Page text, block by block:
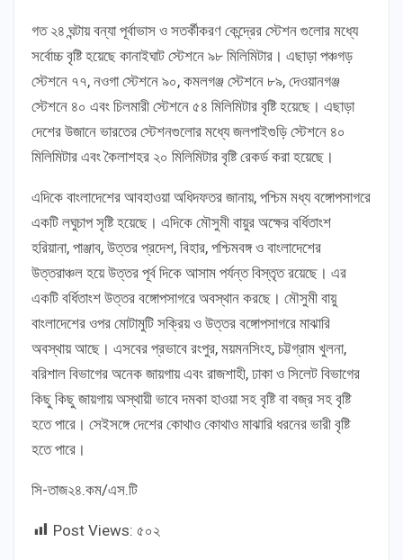
গত ২৪ ঘন্টায় বন্যা পূর্বাভাস ও সতর্কীকরণ কেন্দ্রের স্টেশন গুলোর মধ্যে
সর্বোচ্চ বৃষ্টি হয়েছে কানাইঘাট স্টেশনে ৯৮ মিলিমিটার। এছাড়া পঞ্চগড়
স্টেশনে ৭৭, নওগা স্টেশনে ৯০, কমলগঞ্জ স্টেশনে ৮৯, দেওয়ানগঞ্জ
স্টেশনে ৪০ এবং চিলমারী স্টেশনে ৫৪ মিলিমিটার বৃষ্টি হয়েছে। এছাড়া
দেশের উজানে ভারতের স্টেশনগুলোর মধ্যে জলপাইগুড়ি স্টেশনে ৪০
মিলিমিটার এবং কৈলাশহর ২০ মিলিমিটার বৃষ্টি রেকর্ড করা হয়েছে।
এদিকে বাংলাদেশের আবহাওয়া অধিদফতর জানায়, পশ্চিম মধ্য বঙ্গোপসাগরে
একটি লঘুচাপ সৃষ্টি হয়েছে। এদিকে মৌসুমী বায়ুর অক্ষের বর্ধিতাংশ
হরিয়ানা, পাঞ্জাব, উত্তর প্রদেশ, বিহার, পশ্চিমবঙ্গ ও বাংলাদেশের
উত্তরাঞ্চল হয়ে উত্তর পূর্ব দিকে আসাম পর্যন্ত বিস্তৃত রয়েছে। এর
একটি বর্ধিতাংশ উত্তর বঙ্গোপসাগরে অবস্থান করছে। মৌসুমী বায়ু
বাংলাদেশের ওপর মোটামুটি সক্রিয় ও উত্তর বঙ্গোপসাগরে মাঝারি
অবস্থায় আছে। এসবের প্রভাবে রংপুর, ময়মনসিংহ, চট্টগ্রাম খুলনা,
বরিশাল বিভাগের অনেক জায়গায় এবং রাজশাহী, ঢাকা ও সিলেট বিভাগের
কিছু কিছু জায়গায় অস্থায়ী ভাবে দমকা হাওয়া সহ বৃষ্টি বা বজ্র সহ বৃষ্টি
হতে পারে। সেইসঙ্গে দেশের কোথাও কোথাও মাঝারি ধরনের ভারী বৃষ্টি
হতে পারে।
সি-তাজ২৪.কম/এস.টি
Post Views: ৫০২